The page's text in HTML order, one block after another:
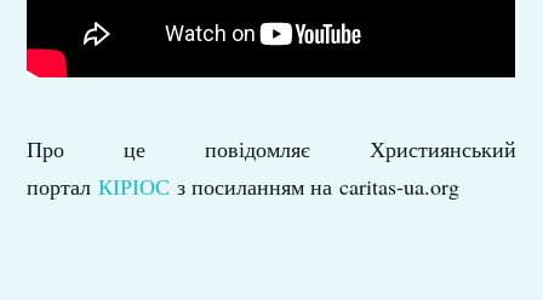
Про це повідомляє Християнський
порталКІРІОС з посиланням на caritas-ua.org